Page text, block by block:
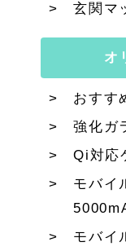
玄関マ
オ
おすす
強化ガ
Qi対応
モバイ
モバイ